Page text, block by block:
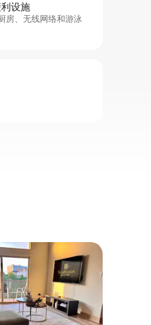
设施
房、无线网络和游泳